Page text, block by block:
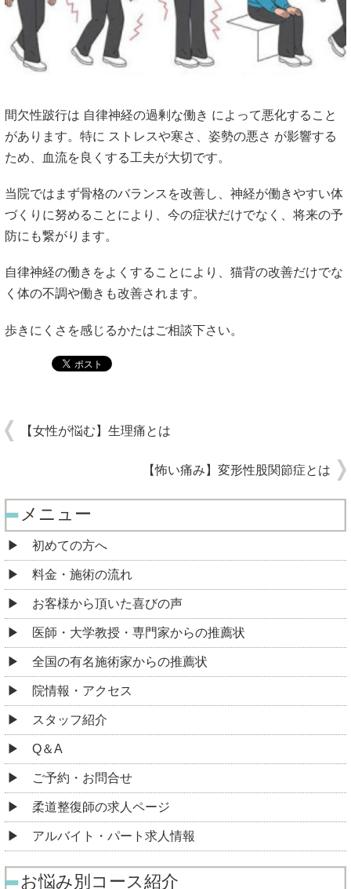
間欠性跛行は 自律神経の過剰な働き によって悪化すること
があります。特に ストレスや寒さ、姿勢の悪さ が影響する
ため、血流を良くする工夫が大切です。
当院ではまず骨格のバランスを改善し、神経が働きやすい体
づくりに努めることにより、今の症状だけでなく、将来の予
防にも繋がります。
自律神経の働きをよくすることにより、猫背の改善だけでな
く体の不調や働きも改善されます。
歩きにくさを感じるかたはご相談下さい。
【女性が悩む】生理痛とは
【怖い痛み】変形性股関節症とは
メニュー
初めての方へ
料金・施術の流れ
お客様から頂いた喜びの声
医師・大学教授・専門家からの推薦状
全国の有名施術家からの推薦状
院情報・アクセス
スタッフ紹介
Q＆A
ご予約・お問合せ
柔道整復師の求人ページ
アルバイト・パート求人情報
お悩み別コース紹介